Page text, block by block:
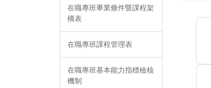
在職專班畢業條件暨課程架
構表
在職專班課程管理表
在職專班基本能力指標檢核
機制